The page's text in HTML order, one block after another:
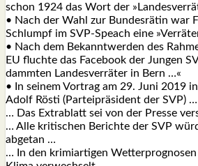
schon 1924 das Wort der
• Nach der Wahl zur Bun­des­rä­tin war
Schlumpf im SVP-Speach eine
• Nach dem Bekannt­wer­den des
EU fluch­te das Face­book der Jun­gen
damm­ten Lan­des­ver­rä­ter in Bern …«
• In sei­nem Vor­trag am 29. Juni 2019
Adolf Rös­ti (Par­tei­prä­si­dent der SVP) …
… Das Extra­blatt sei von der Pres­se
… Alle kri­ti­schen Berich­te der SVP
abge­tan …
… In den kri­mi­ar­ti­gen